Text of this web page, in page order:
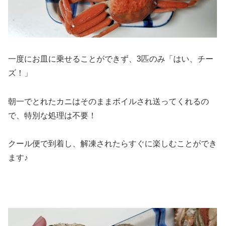
一度にお皿に乗せることができず、3匹のみ「はい、チー
ズ！」
朝一でとれたカニはそのままボイルされ送ってくれるの
で、特別な処理は不要！
クール便で到着し、解凍されたらすぐに楽しむことができ
ます♪